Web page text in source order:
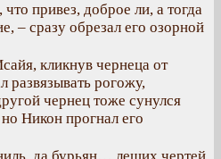
привез, доброе ли, а тогда
– сразу обрезал его озорной
кликнув чернеца от
развязывать рогожу,
чернец тоже сунулся
Никон прогнал его